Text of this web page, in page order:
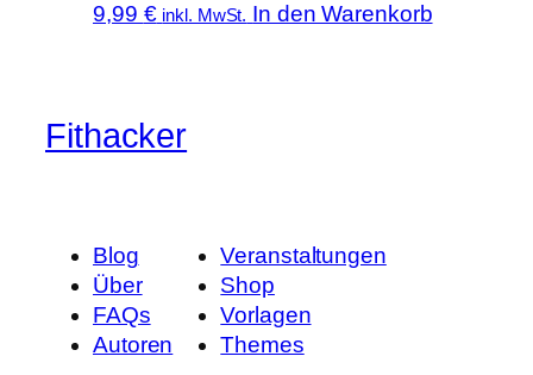
9,99 € inkl. MwSt. In den Warenkorb
Fithacker
Blog
Über
FAQs
Autoren
Veranstaltungen
Shop
Vorlagen
Themes